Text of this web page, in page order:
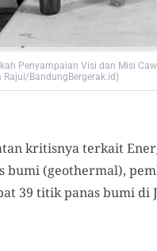
Penyampaian Visi dan Misi
Rajul/BandungBergerak.id)
kritisnya terkait
bumi (geothermal),
39 titik panas bumi